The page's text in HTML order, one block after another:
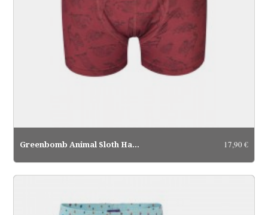
Greenbomb Animal Sloth Hang 2... 17,90 €